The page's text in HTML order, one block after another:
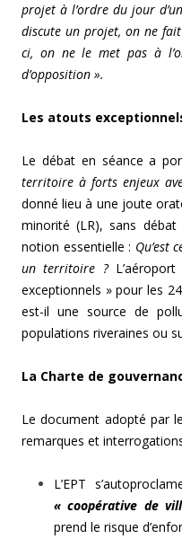
projet à l’ordre du jour
discute un projet, on ne
ci, on ne le met pas à
d’opposition ».
Les atouts exceptionnels
Le débat en séance a
territoire à forts enjeux
donné lieu à une joute
minorité (LR), sans
notion essentielle : Qu’est
un territoire ?L’aéroport
exceptionnels » pour les
est-il une source de
populations riveraines ou
La Charte de
Le document adopté par
remarques et
L’EPT
« coopérative de
prend le risque